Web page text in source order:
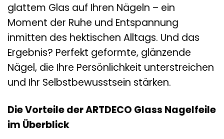
glattem Glas auf Ihren Nägeln – ein
Moment der Ruhe und Entspannung
inmitten des hektischen Alltags. Und das
Ergebnis? Perfekt geformte, glänzende
Nägel, die Ihre Persönlichkeit unterstreichen
und Ihr Selbstbewusstsein stärken.
Die Vorteile der ARTDECO Glass Nagelfeile
im Überblick